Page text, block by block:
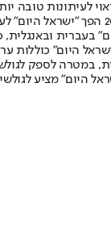
טובה
תשלום. המהדורה המודפסת
היום" כוללות
במטרה
היום" מציע